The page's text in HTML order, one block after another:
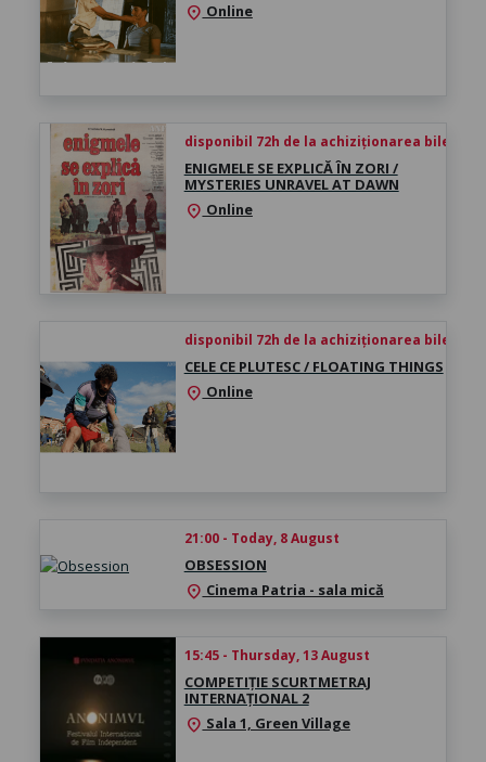
location_on Online
disponibil 72h de la achiziționarea biletului
ENIGMELE SE EXPLICĂ ÎN ZORI /
MYSTERIES UNRAVEL AT DAWN
location_on Online
disponibil 72h de la achiziționarea biletului
CELE CE PLUTESC / FLOATING THINGS
location_on Online
21:00 - Today, 8 August
OBSESSION
location_on Cinema Patria - sala mică
15:45 - Thursday, 13 August
COMPETIȚIE SCURTMETRAJ
INTERNAȚIONAL 2
location_on Sala 1, Green Village